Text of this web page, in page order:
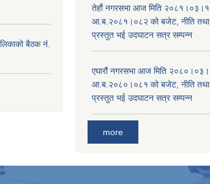
बैठक नं.
तेर्हौ नगरसभा आज मिति
आ.ब.२०८१।०८२ को बजेट, नीति तथा
प्रस्तुत भई उदघाटन सत्र सम्पन्न
एघारौं नगरसभा आज मिति
आ.ब.२०८०।०८१ को बजेट, नीति तथा
प्रस्तुत भई उदघाटन सत्र सम्पन्न
more